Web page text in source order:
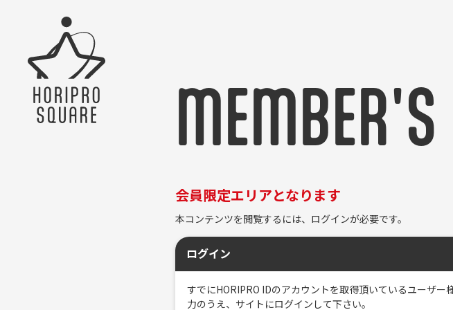
MEMBER'S
会員限定エリアとなります
本コンテンツを閲覧するには、ログインが必要です。
ログイン
すでにHORIPRO IDのアカウントを取得頂いているユーザ
力のうえ、サイトにログインして下さい。